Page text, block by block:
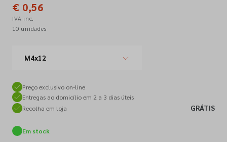
€ 0,56
IVA inc.
10 unidades
M4x12
Preço exclusivo on-line
Entregas ao domicílio em 2 a 3 dias úteis
Recolha em loja
GRÁTIS
Em stock